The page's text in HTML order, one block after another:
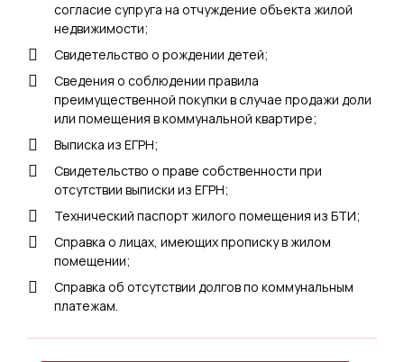
согласие супруга на отчуждение объекта жилой
недвижимости;
Свидетельство о рождении детей;
Сведения о соблюдении правила
преимущественной покупки в случае продажи доли
или помещения в коммунальной квартире;
Выписка из ЕГРН;
Свидетельство о праве собственности при
отсутствии выписки из ЕГРН;
Технический паспорт жилого помещения из БТИ;
Справка о лицах, имеющих прописку в жилом
помещении;
Справка об отсутствии долгов по коммунальным
платежам.